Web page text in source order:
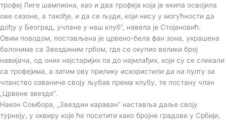
трофеј Лиге шампиона, као и два трофеја која је екипа освојила
ове сезоне, а такође, и да се људи, који нису у могућности да
дођу у Београд, учлане у наш клуб“, навела је Стојановић.
Овим поводом, постављена је црвено-бела фан зона, украшена
балонима са Звездиним грбом, где се окупио велики број
навијача, од оних најстаријих па до најмлађих, који су се сликали
са трофејима, а затим ову прилику искористили да на пулту за
чланство озваниче своју љубав према клубу, те постану члан
„Црвене звезде”.
Након Сомбора, „Звездин караван” наставља даље своју
турнеју, у оквиру које ће посетити како бројне градове у Србији,